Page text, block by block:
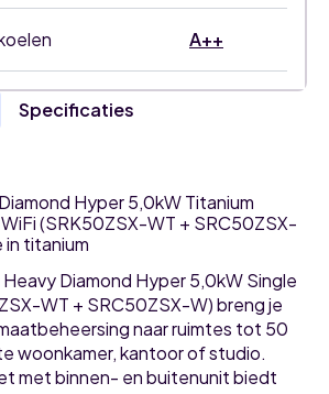
A++
Specificaties
Hyper 5,0kW Titanium
(SRK50ZSX-WT + SRC50ZSX-
in titanium
Diamond Hyper 5,0kW Single
WT + SRC50ZSX-W) breng je
naar ruimtes tot 50
woonkamer, kantoor of studio.
met binnen- en buitenunit biedt